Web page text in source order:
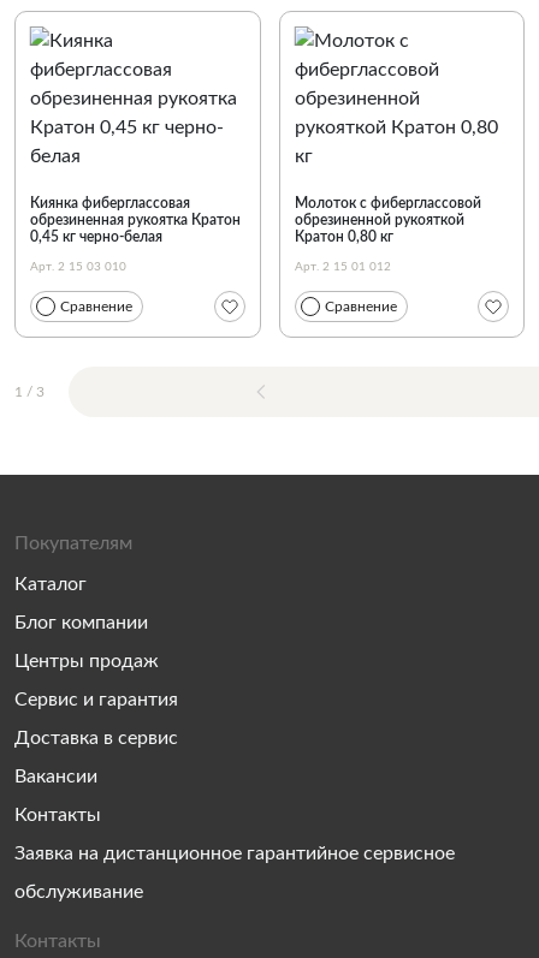
Киянка фиберглассовая
обрезиненная рукоятка Кратон
0,45 кг черно-белая
Арт. 2 15 03 010
Сравнение
Молоток с фиберглассовой
обрезиненной рукояткой
Кратон 0,80 кг
Арт. 2 15 01 012
Сравнение
1 / 3
Покупателям
Каталог
Блог компании
Центры продаж
Сервис и гарантия
Доставка в сервис
Вакансии
Контакты
Заявка на дистанционное гарантийное сервисное
обслуживание
Контакты